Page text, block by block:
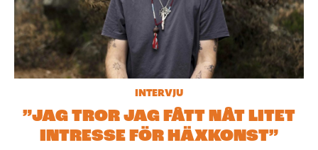
INTERVJU
”JAG TROR JAG FÅTT NÅT LITET
INTRESSE FÖR HÄXKONST”